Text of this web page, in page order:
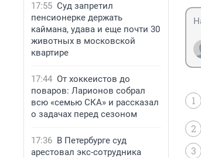
17:55 Суд запретил
пенсионерке держать
каймана, удава и еще почти 30
животных в московской
квартире
17:44 От хоккеистов до
поваров: Ларионов собрал
всю «семью СКА» и рассказал
о задачах перед сезоном
17:36 В Петербурге суд
арестовал экс-сотрудника
1
2
3